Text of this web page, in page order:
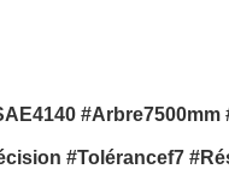
#Tolérancef7